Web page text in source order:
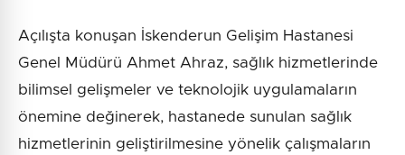
Açılışta konuşan İskenderun Gelişim Hastanesi
Genel Müdürü Ahmet Ahraz, sağlık hizmetlerinde
bilimsel gelişmeler ve teknolojik uygulamaların
önemine değinerek, hastanede sunulan sağlık
hizmetlerinin geliştirilmesine yönelik çalışmaların